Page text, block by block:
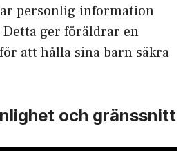
personlig information
ger föräldrar en
att hålla sina barn säkra
och gränssnitt